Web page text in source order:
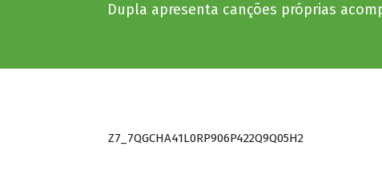
Dupla apresenta canções próprias
Z7_7QGCHA41L0RP906P422Q9Q05H2